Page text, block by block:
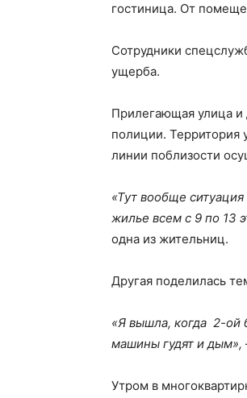
гостиница. От
Сотрудники
ущерба.
Прилегающая улица и
полиции.
линии поблизости
«Тут вообще
жилье всем с 9 по 13
одна из жительниц.
Другая поделилась
«Я вышла, когда 2-ой
машины гудят и дым»,
Утром в